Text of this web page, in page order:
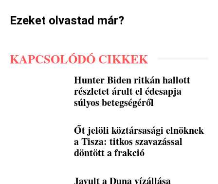
Ezeket olvastad már?
KAPCSOLÓDÓ CIKKEK
Hunter Biden ritkán hallott
részletet árult el édesapja
súlyos betegségéről
Őt jelöli köztársasági elnöknek
a Tisza: titkos szavazással
döntött a frakció
Javult a Duna vízállása